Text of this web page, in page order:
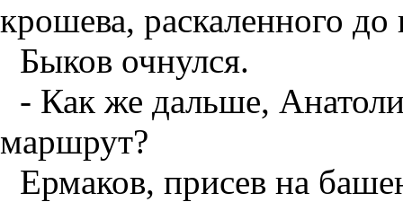
крошева, раскаленного
Быков очнулся.
- Как же дальше,
маршрут?
Ермаков, присев на